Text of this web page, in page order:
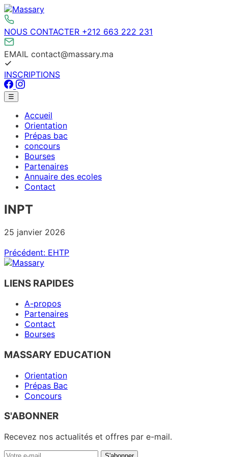
Aller
au
contenu
NOUS CONTACTER +212 663 222 231
EMAIL contact@massary.ma
INSCRIPTIONS
Facebook
Instagram
Menu
principal
☰
Accueil
Orientation
Prépas bac
concours
Bourses
Partenaires
Annuaire des ecoles
Contact
INPT
25 janvier 2026
Navigation
de
l’article
Précédent: EHTP
LIENS RAPIDES
A-propos
Partenaires
Contact
Bourses
MASSARY EDUCATION
Orientation
Prépas Bac
Concours
S'ABONNER
Recevez nos actualités et offres par e-mail.
Votre